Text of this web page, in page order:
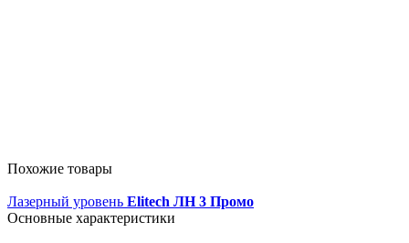
Похожие товары
Лазерный уровень Elitech ЛН 3 Промо
Основные характеристики